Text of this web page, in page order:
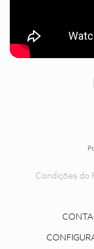
Condições do